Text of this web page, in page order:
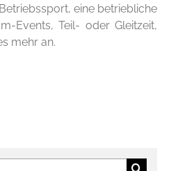
eine betriebliche
Events, Teil- oder Gleitzeit,
mehr an.